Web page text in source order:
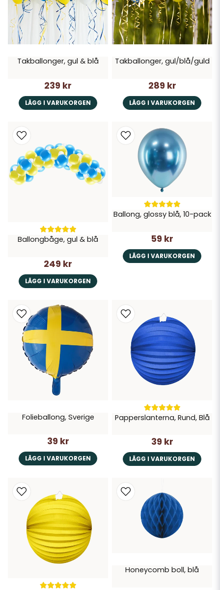
Takballonger, gul & blå
239 kr
LÄGG I VARUKORGEN
Takballonger, gul/blå/guld
289 kr
LÄGG I VARUKORGEN
Ballongbåge, gul & blå
249 kr
LÄGG I VARUKORGEN
Ballong, glossy blå, 10-pack
59 kr
LÄGG I VARUKORGEN
Folieballong, Sverige
39 kr
LÄGG I VARUKORGEN
Papperslanterna, Rund, Blå
39 kr
LÄGG I VARUKORGEN
Honeycomb boll, blå